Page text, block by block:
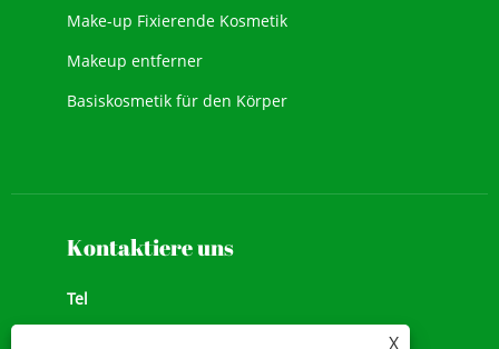
Make-up Fixierende Kosmetik
Makeup entferner
Basiskosmetik für den Körper
Kontaktiere uns
Tel
+86-13928167523
X